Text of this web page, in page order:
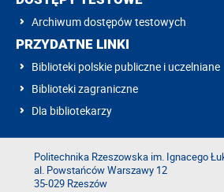
Archiwum dostępów testowych
PRZYDATNE LINKI
Biblioteki polskie publiczne i uczelniane
Biblioteki zagraniczne
Dla bibliotekarzy
Politechnika Rzeszowska im. Ignacego
al. Powstańców Warszawy 12
35-029 Rzeszów